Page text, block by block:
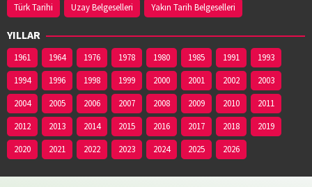
Türk Tarihi
Uzay Belgeselleri Yakın Tarih Belgeselleri
YILLAR
1961 1964 1976 1978 1980 1985 1991
1993
1994
1996 1998 1999 2000 2001 2002
2003
2004
2005 2006 2007 2008 2009 2010
2011
2012
2013 2014 2015 2016 2017 2018
2019
2020
2021 2022 2023 2024 2025 2026